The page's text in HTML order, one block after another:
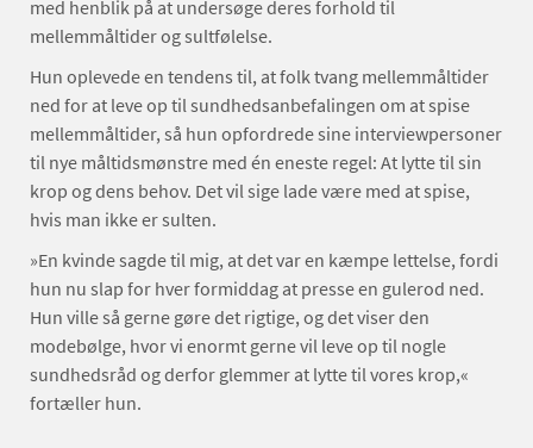
med henblik på at undersøge deres forhold til
mellemmåltider og sultfølelse.
Hun oplevede en tendens til, at folk tvang mellemmåltider
ned for at leve op til sundhedsanbefalingen om at spise
mellemmåltider, så hun opfordrede sine interviewpersoner
til nye måltidsmønstre med én eneste regel: At lytte til sin
krop og dens behov. Det vil sige lade være med at spise,
hvis man ikke er sulten.
»En kvinde sagde til mig, at det var en kæmpe lettelse, fordi
hun nu slap for hver formiddag at presse en gulerod ned.
Hun ville så gerne gøre det rigtige, og det viser den
modebølge, hvor vi enormt gerne vil leve op til nogle
sundhedsråd og derfor glemmer at lytte til vores krop,«
fortæller hun.